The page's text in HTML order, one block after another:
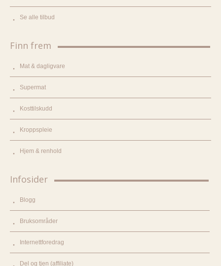
Se alle tilbud
Finn frem
Mat & dagligvare
Supermat
Kosttilskudd
Kroppspleie
Hjem & renhold
Infosider
Blogg
Bruksområder
Internettforedrag
Del og tjen (affiliate)